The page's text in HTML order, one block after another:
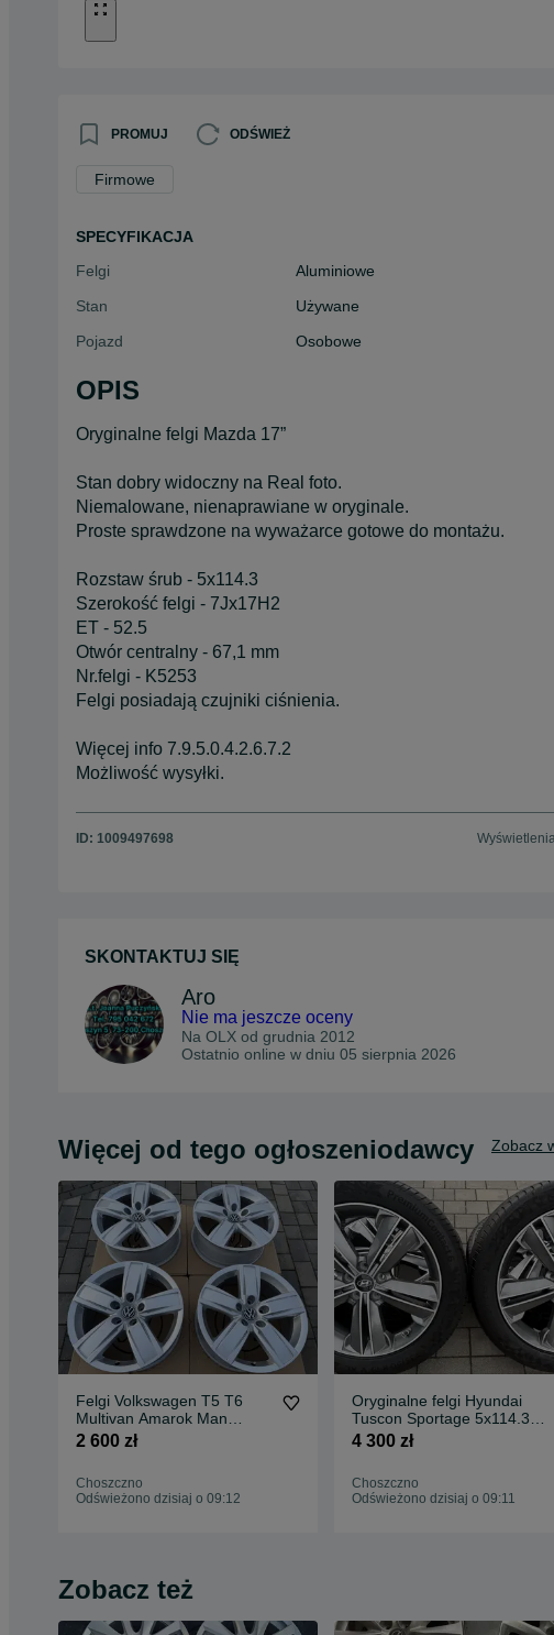
PROMUJ ODŚWIEŻ
Firmowe
SPECYFIKACJA
Felgi
Aluminiowe
Stan
Używane
Pojazd
Osobowe
OPIS
Oryginalne felgi Mazda 17”
Stan dobry widoczny na Real foto.
Niemalowane, nienaprawiane w oryginale.
Proste sprawdzone na wyważarce gotowe do montażu.
Rozstaw śrub - 5x114.3
Szerokość felgi - 7Jx17H2
ET - 52.5
Otwór centralny - 67,1 mm
Nr.felgi - K5253
Felgi posiadają czujniki ciśnienia.
Więcej info 7.9.5.0.4.2.6.7.2
Możliwość wysyłki.
ID: 1009497698
SKONTAKTUJ SIĘ
Aro
Nie ma jeszcze oceny
Na OLX od grudnia 2012
Ostatnio online w dniu 05 sierpnia 2026
Więcej od tego ogłoszeniodawcy Zobacz
Felgi Volkswagen T5 T6
Multivan Amarok Man
Crafter 18" 5x120 et45 7.5J
2 600 zł
Choszczno
Odświeżono dzisiaj o 09:12
Oryginalne felgi Hyundai
Tuscon Sportage 5x114.3
235/50R19 TPMS Lato jak
4 300 zł
Choszczno
Odświeżono dzisiaj o 09:11
Zobacz też